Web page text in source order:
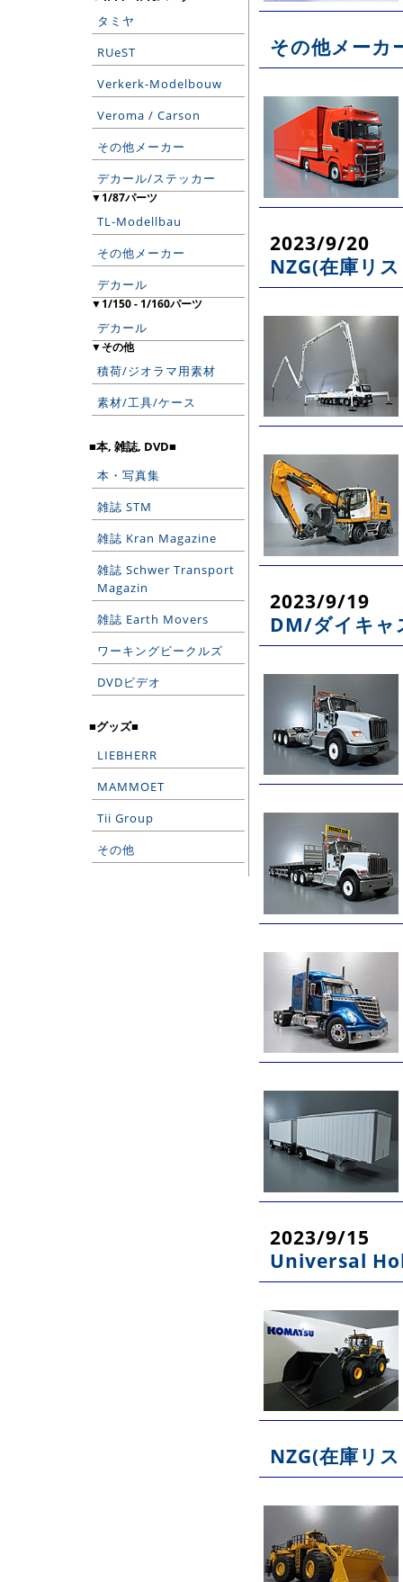
タミヤ
RUeST
Verkerk-Modelbouw
Veroma / Carson
その他メーカー
デカール/ステッカー
▼1/87パーツ
TL-Modellbau
その他メーカー
デカール
▼1/150 - 1/160パーツ
デカール
▼その他
積荷/ジオラマ用素材
素材/工具/ケース
■本, 雑誌, DVD■
本・写真集
雑誌 STM
雑誌 Kran Magazine
雑誌 Schwer Transport
Magazin
雑誌 Earth Movers
ワーキングビークルズ
DVDビデオ
■グッズ■
LIEBHERR
MAMMOET
Tii Group
その他
その他メーカ
2023/9/20
NZG(在庫リ
2023/9/19
DM/ダイキャ
2023/9/15
Universal
NZG(在庫リ